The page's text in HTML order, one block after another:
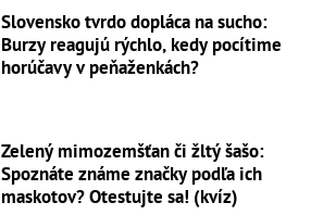
Slovensko tvrdo dopláca na sucho:
Burzy reagujú rýchlo, kedy pocítime
horúčavy v peňaženkách?
Zelený mimozemšťan či žltý šašo:
Spoznáte známe značky podľa ich
maskotov? Otestujte sa! (kvíz)